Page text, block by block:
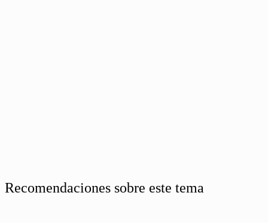
Recomendaciones sobre este tema